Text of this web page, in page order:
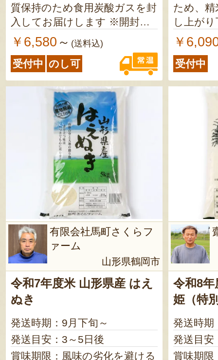
質保持のため食用炭酸ガスを封
入してお届けします ※開封後
は風味の劣化を避けるため、1
ヶ月以内にお召し上がりくだ
さい
￥6,580 ～ (送料込)
受付中 のし可
ため、
し上が
￥
受付中
有限会社馬町さくらフ
ァーム
山形県鶴岡市
令和7年度米 山形県産 はえ
ぬき
発送時期：9月下旬～
発送目安：3～5日後
賞味期限：風味の劣化を避ける
令和8
姫（特
発送時期
発送目安
賞味期限